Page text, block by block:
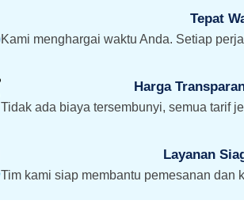
Tepat
Kami menghargai waktu Anda. Setiap
Harga
Tidak ada biaya tersembunyi, semua tarif
Layanan
Tim kami siap membantu pemesanan dan